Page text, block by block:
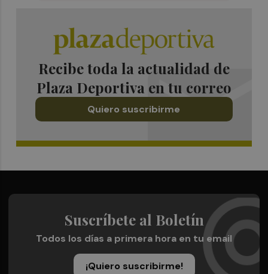
Recibe toda la actualidad de
Plaza Deportiva en tu correo
Quiero suscribirme
Suscríbete al Boletín
Todos los días a primera hora en tu email
¡Quiero suscribirme!